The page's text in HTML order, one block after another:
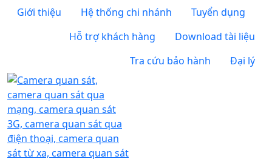
Giới thiệu Hệ thống chi nhánh
Tuyển dụng
Hỗ trợ khách hàng
Download tài liệu
Tra cứu bảo hành
Đại lý